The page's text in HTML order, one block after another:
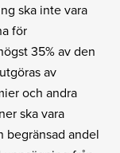
ska inte vara
för
35% av den
av
och andra
ska vara
begränsad andel